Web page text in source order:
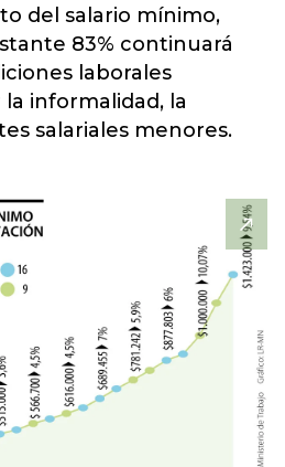
del salario mínimo,
83% continuará
laborales
informalidad, la
salariales menores.